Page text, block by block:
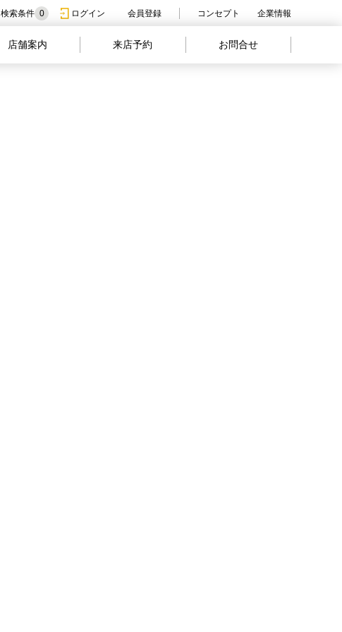
検索条件 0 ログイン 会員登録 コンセプト 企業情報
店舗案内 来店予約 お問合せ